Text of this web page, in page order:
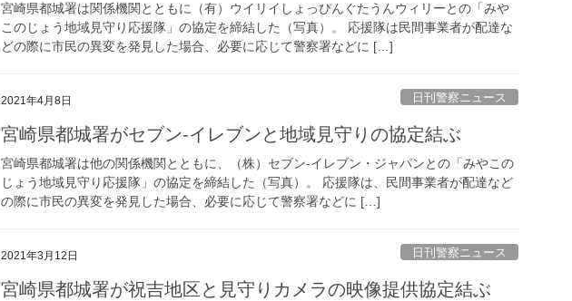
宮崎県都城署は関係機関とともに（有）ウイリイしょっぴんぐたうんウィリーとの「みや
このじょう地域見守り応援隊」の協定を締結した（写真）。 応援隊は民間事業者が配達な
どの際に市民の異変を発見した場合、必要に応じて警察署などに […]
2021年4月8日 日刊警察ニュース
宮崎県都城署がセブン-イレブンと地域見守りの協定結ぶ
宮崎県都城署は他の関係機関とともに、（株）セブン-イレブン・ジャパンとの「みやこの
じょう地域見守り応援隊」の協定を締結した（写真）。 応援隊は、民間事業者が配達など
の際に市民の異変を発見した場合、必要に応じて警察署などに […]
2021年3月12日 日刊警察ニュース
宮崎県都城署が祝吉地区と見守りカメラの映像提供協定結ぶ